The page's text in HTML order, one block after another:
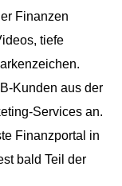
Finanzen
tiefe
Kunden aus der
Services an.
Finanzportal in
bald Teil der